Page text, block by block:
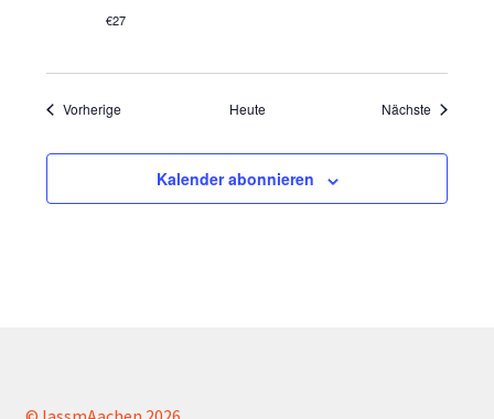
€27
Vorherige Heute Nächste
Kalender abonnieren